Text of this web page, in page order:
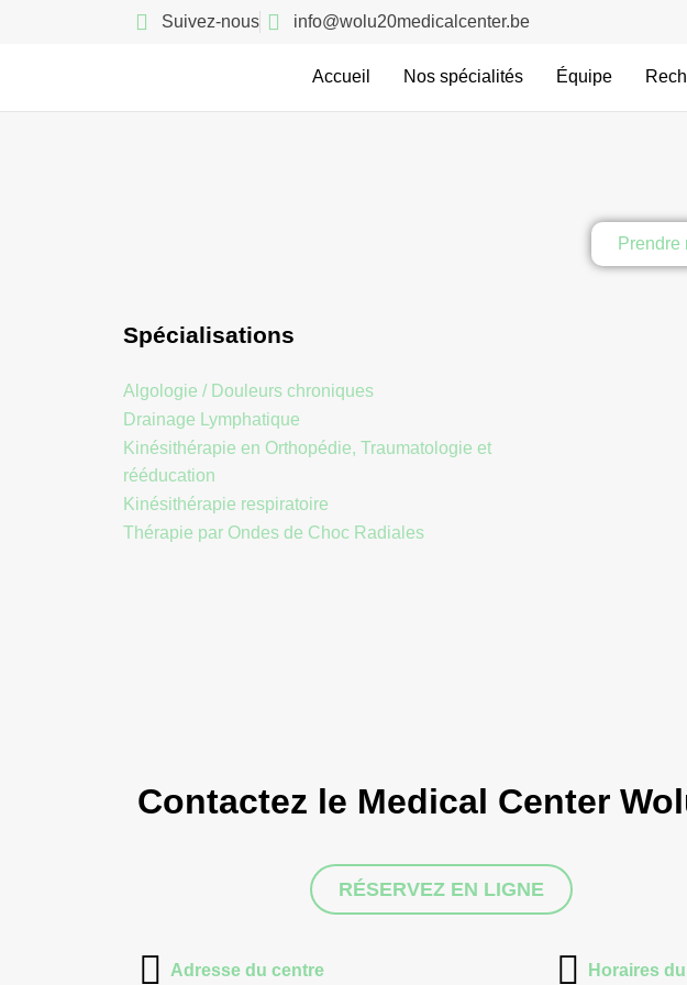
Suivez-nous info@wolu20medicalcenter.be
Accueil Nos spécialités Équipe
Prendre
Spécialisations
Algologie / Douleurs chroniques
Drainage Lymphatique
Kinésithérapie en Orthopédie, Traumatologie et
rééducation
Kinésithérapie respiratoire
Thérapie par Ondes de Choc Radiales
Contactez le Medical Center
RÉSERVEZ EN LIGNE
Adresse du centre Horaires